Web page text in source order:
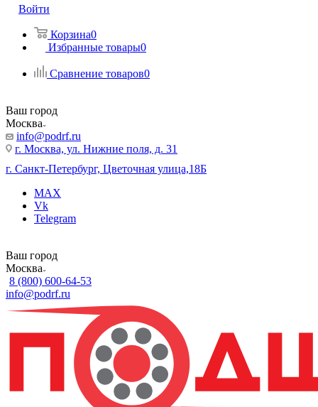
Войти
Корзина0
Избранные товары0
Сравнение товаров0
Ваш город
Москва
info@podrf.ru
г. Москва, ул. Нижние поля, д. 31
г. Санкт-Петербург, Цветочная улица,18Б
MAX
Vk
Telegram
Ваш город
Москва
8 (800) 600-64-53
info@podrf.ru